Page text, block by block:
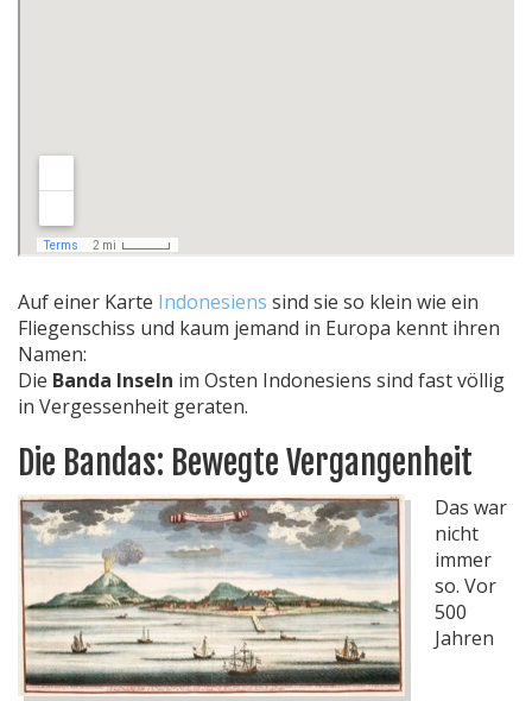
Auf einer Karte Indonesiens sind sie so klein wie ein
Fliegenschiss und kaum jemand in Europa kennt ihren
Namen:
Die Banda Inseln im Osten Indonesiens sind fast völlig
in Vergessenheit geraten.
Die Bandas: Bewegte Vergangenheit
Das war
nicht
immer
so. Vor
500
Jahren